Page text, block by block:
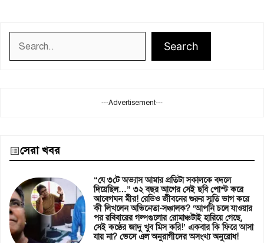
Search
---Advertisement---
সেরা খবর
“যে ৩টে অভ্যাস আমার প্রতিটা সকালকে বদলে
দিয়েছিল…” ৩২ বছর আগের সেই ছবি পোস্ট করে
আবেগঘন মীর! রেডিও জীবনের শুরুর স্মৃতি ভাগ করে
কী লিখলেন অভিনেতা-সঞ্চালক? ‘আপনি চলে যাওয়ার
পর রবিবারের গল্পগুলোর রোমাঞ্চটাই হারিয়ে গেছে,
সেই কণ্ঠের জাদু খুব মিস করি!’ একবার কি ফিরে আসা
যায় না? ভেসে এল অনুরাগীদের অসংখ্য অনুরোধ!